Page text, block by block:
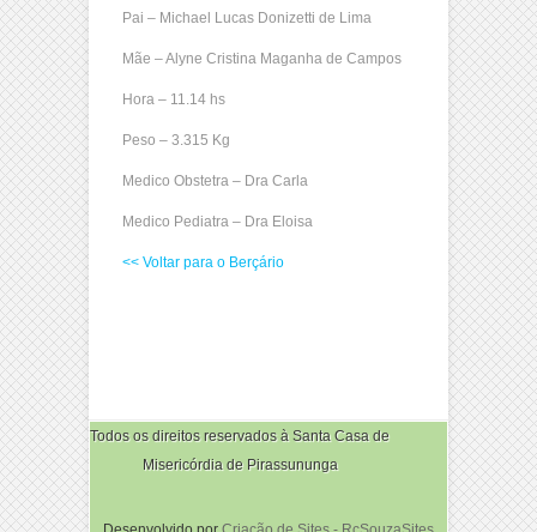
Pai – Michael Lucas Donizetti de Lima
Mãe – Alyne Cristina Maganha de Campos
Hora – 11.14 hs
Peso – 3.315 Kg
Medico Obstetra – Dra Carla
Medico Pediatra – Dra Eloisa
<< Voltar para o Berçário
Todos os direitos reservados à Santa Casa de
Misericórdia de Pirassununga